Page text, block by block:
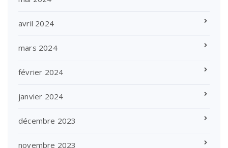
avril 2024
mars 2024
février 2024
janvier 2024
décembre 2023
novembre 2023